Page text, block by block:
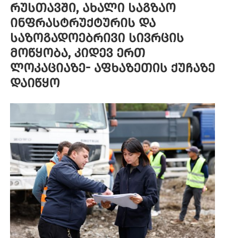
რუსთავში, ახალი საგზაო
ინფრასტრუქტურის და
საზოგადოებრივი სივრცის
მოწყობა, კიდევ ერთ
ლოკაციაზე- აფხაზეთის ქუჩაზე
დაიწყო